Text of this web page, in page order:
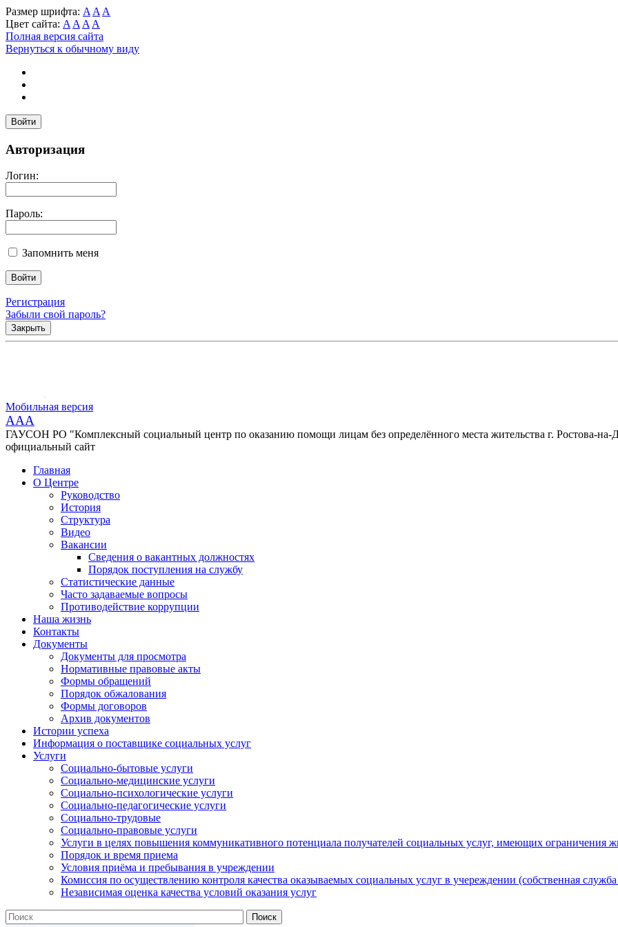
Размер шрифта: A A A
Цвет сайта: A A A A
Полная версия сайта
Вернуться к обычному виду
Войти
Авторизация
Логин:
Пароль:
Запомнить меня
Регистрация
Забыли свой пароль?
Закрыть
Мобильная версия
AAA
ГАУСОН РО "Комплексный социальный центр по оказанию помощи лицам без определённого места жительства г. Ростова-на-
официальный сайт
Главная
О Центре
Руководство
История
Структура
Видео
Вакансии
Сведения о вакантных должностях
Порядок поступления на службу
Статистические данные
Часто задаваемые вопросы
Противодействие коррупции
Наша жизнь
Контакты
Документы
Документы для просмотра
Нормативные правовые акты
Формы обращений
Порядок обжалования
Формы договоров
Архив документов
Истории успеха
Информация о поставщике социальных услуг
Услуги
Социально-бытовые услуги
Социально-медицинские услуги
Социально-психологические услуги
Социально-педагогические услуги
Социально-трудовые
Социально-правовые услуги
Услуги в целях повышения коммуникативного потенциала получателей социальных услуг, имеющих ограничения
Порядок и время приема
Условия приёма и пребывания в учреждении
Комиссия по осуществлению контроля качества оказываемых социальных услуг в учереждении (собственная
Независимая оценка качества условий оказания услуг